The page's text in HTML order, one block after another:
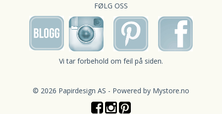
FØLG OSS
Vi tar forbehold om feil på siden.
© 2026 Papirdesign AS - Powered by Mystore.no